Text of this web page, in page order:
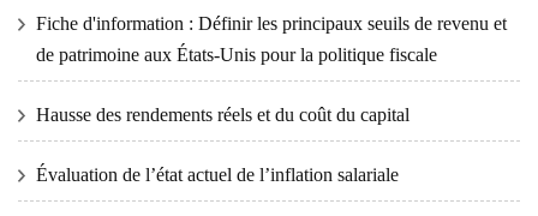
Fiche d'information : Définir les principaux seuils de revenu et
de patrimoine aux États-Unis pour la politique fiscale
Hausse des rendements réels et du coût du capital
Évaluation de l’état actuel de l’inflation salariale